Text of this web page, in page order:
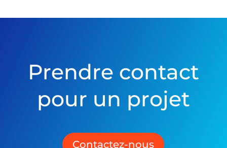
Prendre contact
pour un projet
Contactez-nous